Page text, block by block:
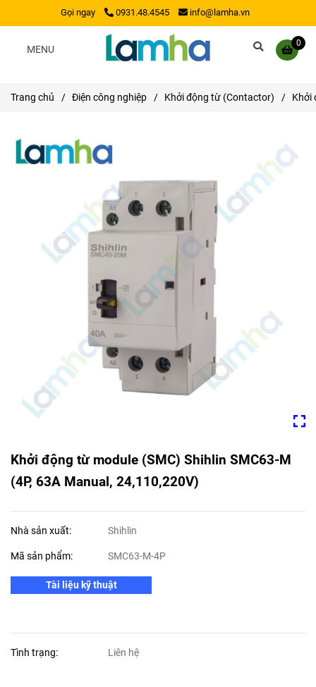
Gọi ngay 0931.48.4545 info@lamha.vn
0
MENU
Trang chủ / Điện công nghiệp / Khởi động từ (Contactor) / Khởi
Khởi động từ module (SMC) Shihlin SMC63-M
(4P, 63A Manual, 24,110,220V)
Nhà sản xuất: Shihlin
Mã sản phẩm: SMC63-M-4P
Tài liệu kỹ thuật
Tình trạng: Liên hệ